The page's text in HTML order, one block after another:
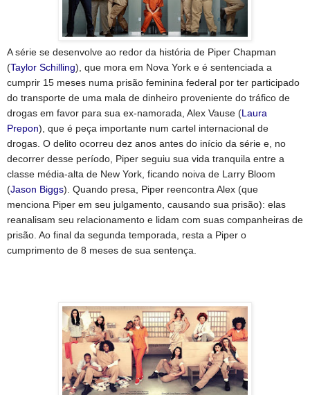
A série se desenvolve ao redor da história de Piper Chapman
(Taylor Schilling), que mora em Nova York e é sentenciada a
cumprir 15 meses numa prisão feminina federal por ter participado
do transporte de uma mala de dinheiro proveniente do tráfico de
drogas em favor para sua ex-namorada, Alex Vause (Laura
Prepon), que é peça importante num cartel internacional de
drogas. O delito ocorreu dez anos antes do início da série e, no
decorrer desse período, Piper seguiu sua vida tranquila entre a
classe média-alta de New York, ficando noiva de Larry Bloom
(Jason Biggs). Quando presa, Piper reencontra Alex (que
menciona Piper em seu julgamento, causando sua prisão): elas
reanalisam seu relacionamento e lidam com suas companheiras de
prisão. Ao final da segunda temporada, resta a Piper o
cumprimento de 8 meses de sua sentença.